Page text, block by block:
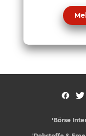
'Börse